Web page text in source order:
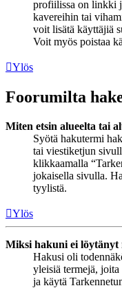
profiilissa on linkki
kavereihin tai
voit lisätä käyttäjiä
Voit myös poistaa
Ylös
Foorumilta
Miten etsin alueelta tai
Syötä hakutermi
tai viestiketjun
klikkaamalla
jokaisella sivulla.
tyylistä.
Ylös
Miksi hakuni ei löytänyt
Hakusi oli
yleisiä termejä,
ja käytä